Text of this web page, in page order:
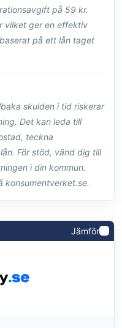
på 59 kr.
vilket ger en effektiv
på ett lån taget
skulden i tid riskerar
Det kan leda till
teckna
För stöd, vänd dig till
i din kommun.
konsumentverket.se.
Jämför